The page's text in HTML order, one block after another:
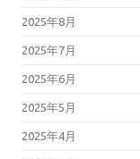
2025年8月
2025年7月
2025年6月
2025年5月
2025年4月